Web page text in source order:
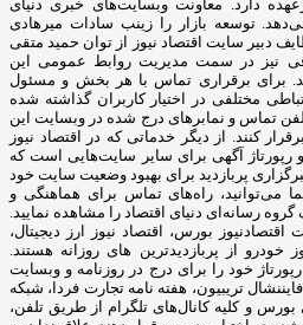
دارد. معاونت وبسایت‌های خبری دنیای
توسعه بازار را زینب سادات میرهادی
دبیر سایت اقتصاد نیوز از توان حمید متقی
نیز در سمت مدیریت روابط عمومی این
برای برقراری تماس با هر بخش و مسئول
مختلفی در اختیار کاربران گذاشته شده
تماس و نمابرهای درج شده در وبسایت این
کنند. از دیگر خدماتی که در اقتصاد نیوز
و رپورتاژ آگهی برای سایر سایت‌هایی است که
پربازدید برای بهبود وضعیت سایت خود
می‌توانید، راه‌های تماس برای هماهنگی و
رسانه‌ای دنیای اقتصاد را مشاهده نمایید.
بورس، اقتصاد نیوز ارز دیجیتال،
خودرو از پربازدیدترین های روزانه هستند.
خود را برای درج در روزنامه و وبسایت
فایننشال تریبیون، هفته نامه تجارت فردا، شبکه
بورس و کلیه کانال‌های تلگرام از طریق تلفن،